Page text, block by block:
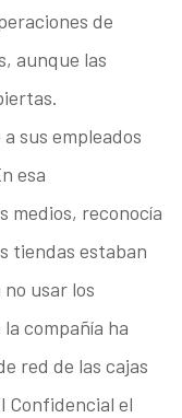
de
aunque las
sus empleados
esa
medios, reconocía
tiendas estaban
usar los
compañía ha
red de las cajas
Confidencial el